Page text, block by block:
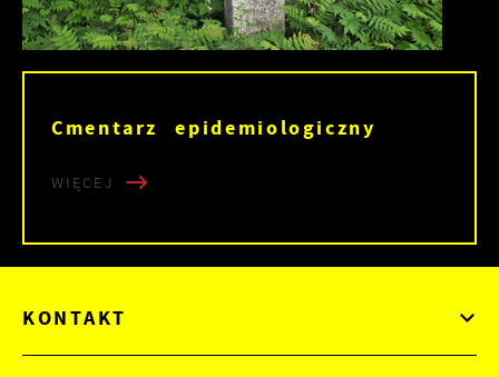
Cmentarz epidemiologiczny
WIĘCEJ
KONTAKT